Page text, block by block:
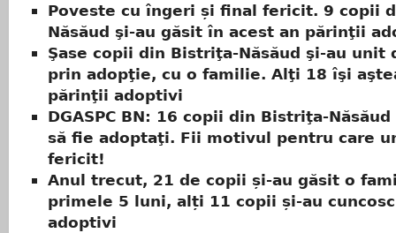
Poveste cu îngeri și final fericit. 9 copii
Năsăud şi-au găsit în acest an părinţii
Şase copii din Bistriţa-Năsăud şi-au unit
prin adopţie, cu o familie. Alţi 18 îşi
părinţii adoptivi
DGASPC BN: 16 copii din Bistriţa-
să fie adoptaţi. Fii motivul pentru care
fericit!
Anul trecut, 21 de copii și-au găsit o
primele 5 luni, alți 11 copii și-au
adoptivi